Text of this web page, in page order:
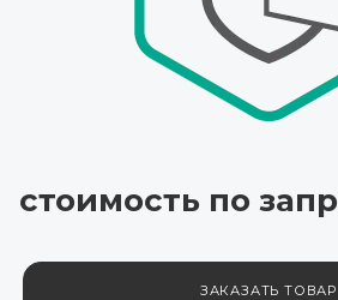
стоимость по запр
ЗАКАЗАТЬ ТОВАР